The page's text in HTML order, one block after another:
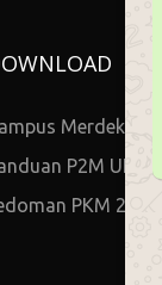
Merdeka
P2M UNS
PKM 2021